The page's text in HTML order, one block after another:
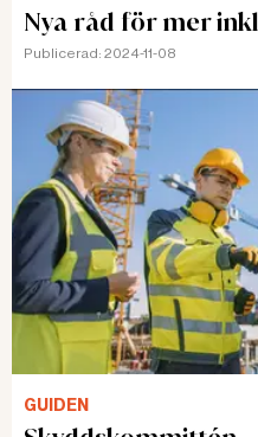
Nya råd för mer
Publicerad: 2024-11-08
GUIDEN